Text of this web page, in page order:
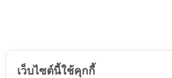
เว็บไซต์นี้ใช้คุกกี้